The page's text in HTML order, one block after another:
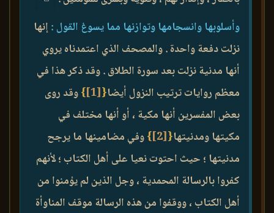
وأسلوبها وانسجامها وتوازنها مما يسوغ القول :إنها
نزلت دفعة واحدة . والمصحف الذي اعتمدناه يروي
أنها مدنية نزلت بعد سورة الطلاق . وقد ذكر هذا في
معظم روايات ترتيب النزول أيضا{
[1]
}وقد روى
بعض المفسرين أنها مكية ، أو أنها مختلف في
مكيتها ومدنيتها{
[2]
}وفي مضامينها ما يرجح
مدنيتها ؛ حيث احتوت نعيا على أهل الكتاب ؛ لأنهم
كفروا بالرسالة المحمدية ، وجل الذين لم يؤمنوا من
أهل الكتاب ، ووقفوا من هذه الرسالة موقف المناوأة